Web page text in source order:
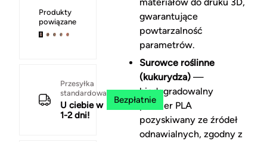
Produkty
powiązane
Przesyłka
standardowa
U ciebie w
1-2 dni!
Bezpłatnie
gwarantujące
powtarzalność
parametrów.
Surowce roślinne
(kukurydza)—
biodegradowalny
polimer PLA
pozyskiwany ze źródeł
odnawialnych, zgodny z